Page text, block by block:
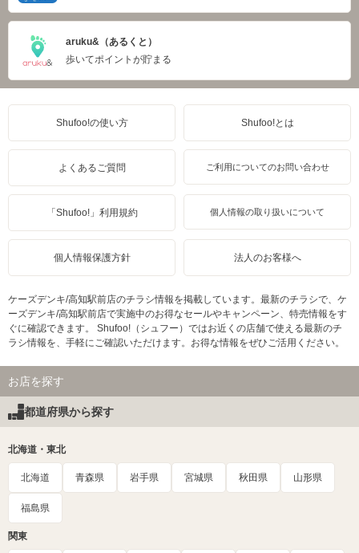
aruku&（あるくと）
歩いてポイントが貯まる
Shufoo!の使い方 Shufoo!とは
よくあるご質問 ご利用についてのお問い合わせ
「Shufoo!」利用規約 個人情報の取り扱いについて
個人情報保護方針 法人のお客様へ
ケーズデンキ/高知駅前店のチラシ情報を掲載しています。最新のチラシで、ケ
ーズデンキ/高知駅前店で実施中のお得なセールやキャンペーン、特売情報をす
ぐに確認できます。 Shufoo!（シュフー）ではお近くの店舗で使える最新のチ
ラシ情報を、手軽にご確認いただけます。お得な情報をぜひご活用ください。
お店を探す
都道府県から探す
北海道・東北
北海道 青森県 岩手県 宮城県 秋田県 山形県
福島県
関東